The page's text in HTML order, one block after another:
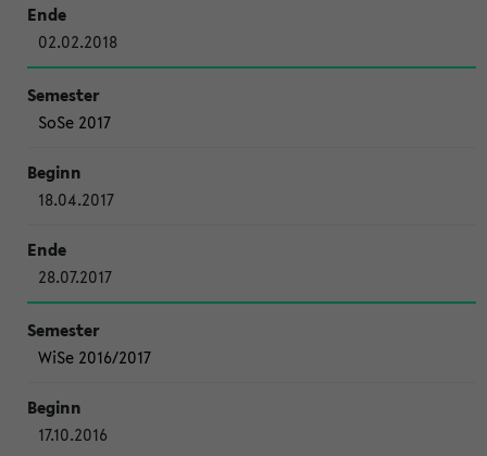
02.02.2018
SoSe 2017
18.04.2017
28.07.2017
WiSe 2016/2017
17.10.2016